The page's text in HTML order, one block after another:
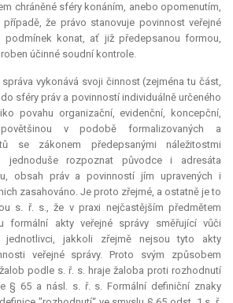
chráněné sféry konáním, anebo opomenutím,
že právo stanovuje povinnost veřejné
podmínek konat, ať již předepsanou formou,
účinné soudní kontrole.
správa vykonává svoji činnost (zejména tu část,
sféry práv a povinností individuálně určeného
povahu organizační, evidenční, koncepční,
v podobě formalizovaných a
se zákonem předepsanými náležitostmi
jednoduše rozpoznat původce i adresáta
obsah práv a povinností jím upravených i
zasahováno. Je proto zřejmé, a ostatně je to
s. ř. s., že v praxi nejčastějším předmětem
formální akty veřejné správy směřující vůči
jednotlivci, jakkoli zřejmě nejsou tyto akty
veřejné správy. Proto svým způsobem
podle s. ř. s. hraje žaloba proti rozhodnutí
§ 65 a násl. s. ř. s. Formální definiční znaky